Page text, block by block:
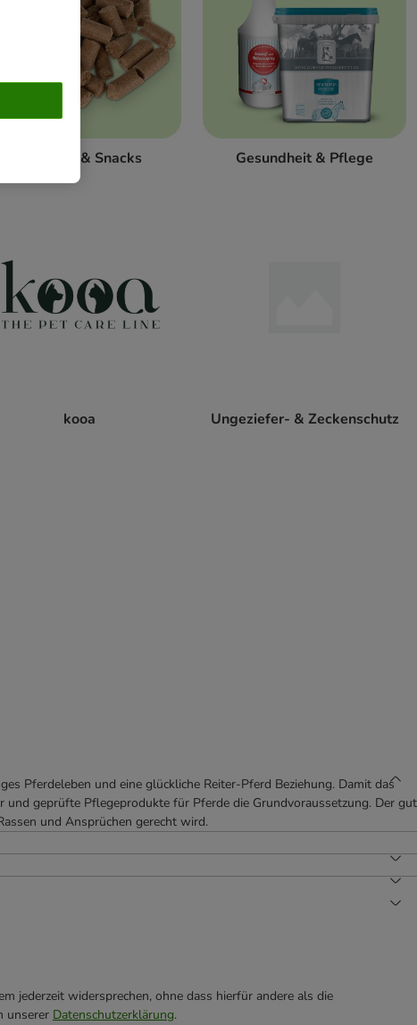
Leckerlis & Snacks Gesundheit & Pflege
kooa Ungeziefer- & Zeckenschutz
Pferdeleben und eine glückliche Reiter-Pferd Beziehung. Damit das
geprüfte Pflegeprodukte für Pferde die Grundvoraussetzung. Der gut
und Ansprüchen gerecht wird.
jederzeit widersprechen, ohne dass hierfür andere als die
unserer Datenschutzerklärung.